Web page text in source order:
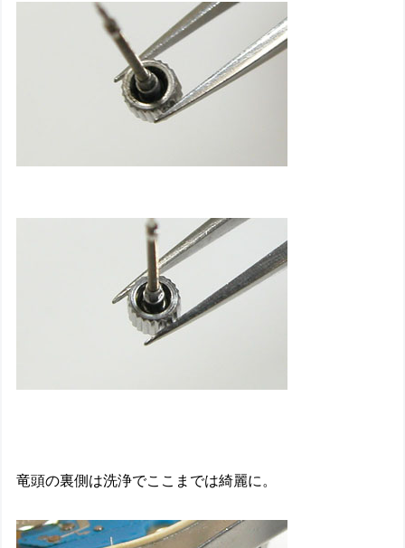
竜頭の裏側は洗浄でここまでは綺麗に。